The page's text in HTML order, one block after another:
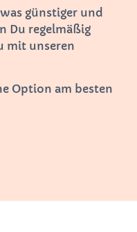
günstiger und
Du regelmäßig
mit unseren
Option am besten